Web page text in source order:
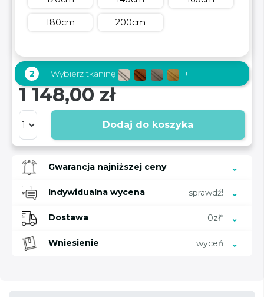
180cm 200cm
2 Wybierz tkaninę +
1 148,00 zł
Dodaj do koszyka
Gwarancja najniższej ceny
Indywidualna wycena sprawdź!
Dostawa 0zł*
Wniesienie wyceń